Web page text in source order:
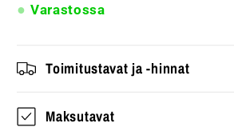
Varastossa
Toimitustavat ja -hinnat
Maksutavat